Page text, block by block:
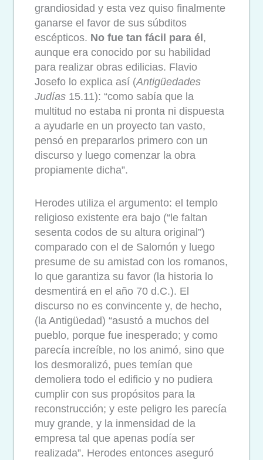
grandiosidad y esta vez quiso finalmente
ganarse el favor de sus súbditos
escépticos. No fue tan fácil para él,
aunque era conocido por su habilidad
para realizar obras edilicias. Flavio
Josefo lo explica así (Antigüedades
Judías 15.11): “como sabía que la
multitud no estaba ni pronta ni dispuesta
a ayudarle en un proyecto tan vasto,
pensó en prepararlos primero con un
discurso y luego comenzar la obra
propiamente dicha”.
Herodes utiliza el argumento: el templo
religioso existente era bajo (“le faltan
sesenta codos de su altura original”)
comparado con el de Salomón y luego
presume de su amistad con los romanos,
lo que garantiza su favor (la historia lo
desmentirá en el año 70 d.C.). El
discurso no es convincente y, de hecho,
(la Antigüedad) “asustó a muchos del
pueblo, porque fue inesperado; y como
parecía increíble, no los animó, sino que
los desmoralizó, pues temían que
demoliera todo el edificio y no pudiera
cumplir con sus propósitos para la
reconstrucción; y este peligro les parecía
muy grande, y la inmensidad de la
empresa tal que apenas podía ser
realizada”. Herodes entonces aseguró